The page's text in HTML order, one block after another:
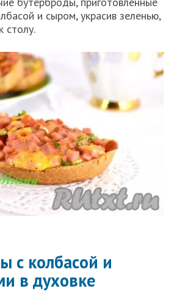
и сыром, украсив зеленью,
столу.
с колбасой и
в духовке